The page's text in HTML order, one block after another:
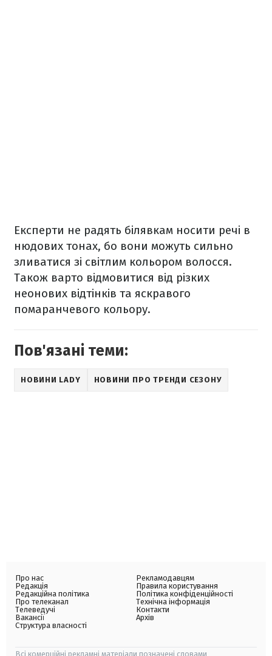
Експерти не радять білявкам носити речі в
нюдових тонах, бо вони можуть сильно
зливатися зі світлим кольором волосся.
Також варто відмовитися від різких
неонових відтінків та яскравого
помаранчевого кольору.
Пов'язані теми:
НОВИНИ LADY НОВИНИ ПРО ТРЕНДИ СЕЗОНУ
Про нас
Редакція
Редакційна політика
Про телеканал
Телеведучі
Вакансії
Структура власності
Рекламодавцям
Правила користування
Політика конфіденційності
Технічна інформація
Контакти
Архів
Всі комерційні рекламні матеріали позначені словами